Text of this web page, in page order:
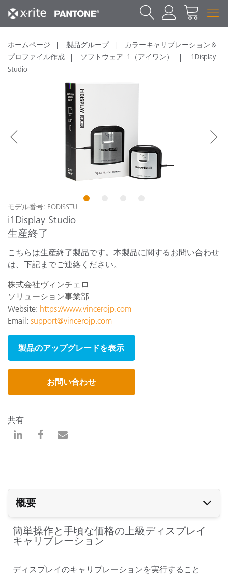
ホームページ 製品グループ
カラーキャリブレーション＆
プロファイル作成
ソフトウェア i1（アイワン）
i1Display
Studio
1
モデル番号: EODISSTU
i1Display Studio
生産終了
こちらは生産終了製品です。本製品に関するお問い合わせ
は、下記までご連絡ください。
株式会社ヴィンチェロ
ソリューション事業部
Website: https://www.vincerojp.com
Email: support@vincerojp.com
製品のアップグレードを表示
お問い合わせ
共有
概要
簡単操作と手頃な価格の上級ディスプレイ
キャリブレーション
ディスプレイのキャリブレーションを実行すること